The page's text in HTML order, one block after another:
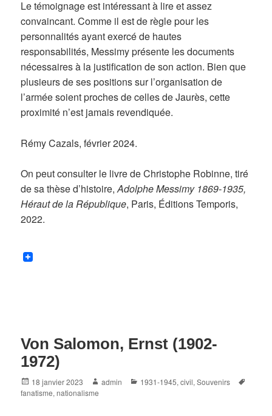
Le témoignage est intéressant à lire et assez
convaincant. Comme il est de règle pour les
personnalités ayant exercé de hautes
responsabilités, Messimy présente les documents
nécessaires à la justification de son action. Bien que
plusieurs de ses positions sur l’organisation de
l’armée soient proches de celles de Jaurès, cette
proximité n’est jamais revendiquée.
Rémy Cazals, février 2024.
On peut consulter le livre de Christophe Robinne, tiré
de sa thèse d’histoire,Adolphe Messimy 1869-1935,
Héraut de la République, Paris, Éditions Temporis,
2022.
Von Salomon, Ernst (1902-
1972)
Posted
on
18 janvier 2023 Author
admin Categories
1931-1945,civil,Souvenirs
fanatisme,nationalisme